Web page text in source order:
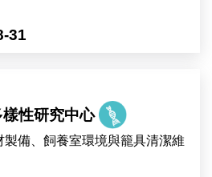
31
性研究中心
備、飼養室環境與籠具清潔維